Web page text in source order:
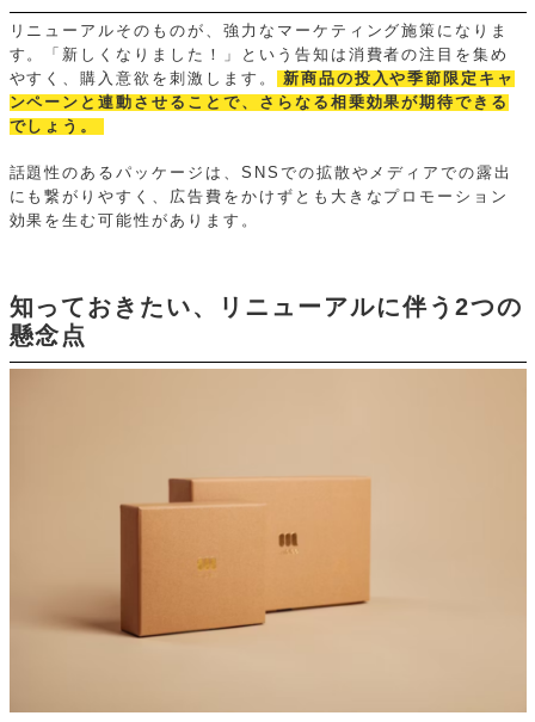
リニューアルそのものが、強力なマーケティング施策になりま
す。「新しくなりました！」という告知は消費者の注目を集め
やすく、購入意欲を刺激します。
新商品の投入や季節限定キャ
ンペーンと連動させることで、さらなる相乗効果が期待できる
でしょう。
話題性のあるパッケージは、SNSでの拡散やメディアでの露出
にも繋がりやすく、広告費をかけずとも大きなプロモーション
効果を生む可能性があります。
知っておきたい、リニューアルに伴う2つの
懸念点